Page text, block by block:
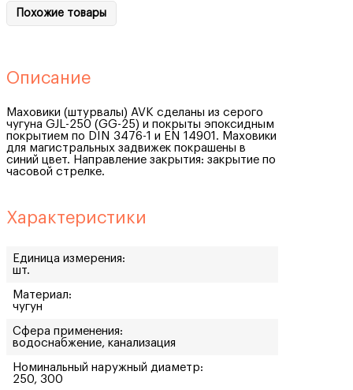
Похожие товары
Описание
Маховики (штурвалы) AVK сделаны из серого
чугуна GJL-250 (GG-25) и покрыты эпоксидным
покрытием по DIN 3476-1 и EN 14901. Маховики
для магистральных задвижек покрашены в
синий цвет. Направление закрытия: закрытие по
часовой стрелке.
Характеристики
Единица измерения:
шт.
Материал:
чугун
Сфера применения:
водоснабжение, канализация
Номинальный наружный диаметр:
250, 300